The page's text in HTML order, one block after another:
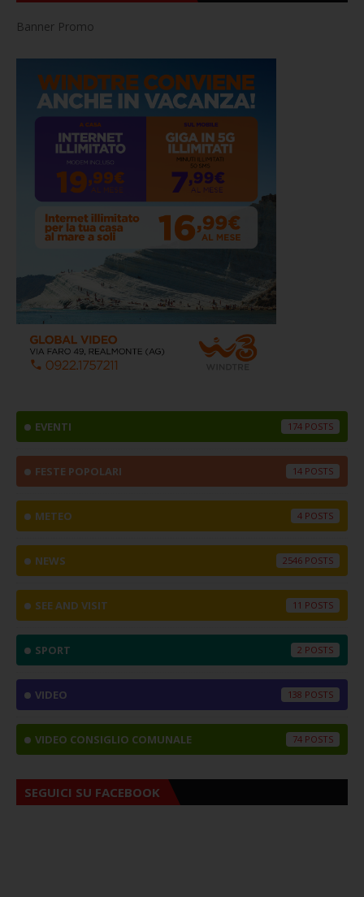
Banner Promo
EVENTI 174
FESTE POPOLARI 14
METEO 4
NEWS 2546
SEE AND VISIT 11
SPORT 2
VIDEO 138
VIDEO CONSIGLIO COMUNALE 74
SEGUICI SU FACEBOOK